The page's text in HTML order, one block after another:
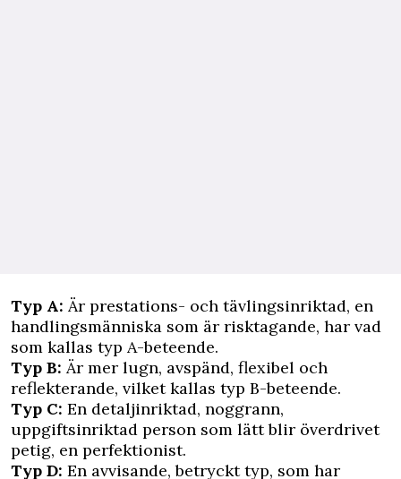
Typ A: Är prestations- och tävlingsinriktad, en
handlingsmänniska som är risktagande, har vad
som kallas typ A-beteende.
Typ B: Är mer lugn, avspänd, flexibel och
reflekterande, vilket kallas typ B-beteende.
Typ C: En detaljinriktad, noggrann,
uppgiftsinriktad person som lätt blir överdrivet
petig, en perfektionist.
Typ D: En avvisande, betryckt typ, som har